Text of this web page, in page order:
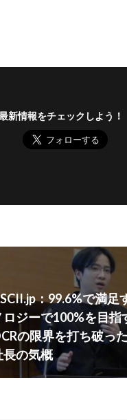
新情報をチェックしよう！
：99.6%で満足
ロジーで100%を目指
の限界を打ち破っ
長の気概